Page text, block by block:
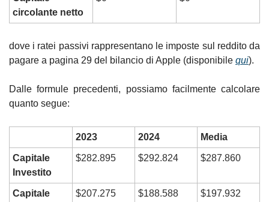
circolante netto
dove i ratei passivi rappresentano le imposte sul reddito da
pagare a pagina 29 del bilancio di Apple (disponibile qui).
Dalle formule precedenti, possiamo facilmente calcolare
quanto segue:
2023 2024 Media
Capitale
Investito
$282.895 $292.824 $287.860
Capitale
$207.275 $188.588 $197.932